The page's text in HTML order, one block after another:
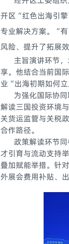
开区“红色出海引
专业解决方案。“
风险、提升了拓展
主旨演讲环节，
享。他结合当前国
业“出海初期如何
为强化国际协同
解读三国投资环境
关货运监管与关税
合作路径。
政策解读环节同
才引育与流动支持
叠加赋能举措。针
外展会费用补贴、